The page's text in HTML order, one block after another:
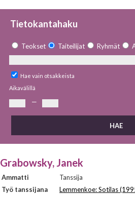
Tietokantahaku
Teokset Taiteilijat Ryhmät
Hae vain otsakkeista
Aikavälillä
—
Grabowsky, Janek
Ammatti
Tanssija
Työ tanssijana
Lemmenkoe: Sotilas